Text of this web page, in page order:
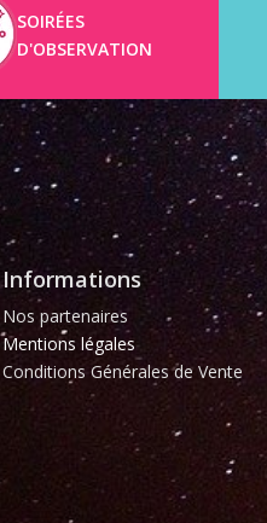
SOIRÉES
D'OBSERVATION
Informations
Nos partenaires
Mentions légales
Conditions Générales de Vente